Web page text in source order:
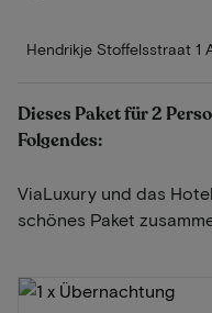
Hendrikje Stoffelsstraat 1
Dieses Paket für 2
Folgendes:
ViaLuxury und das
schönes Paket